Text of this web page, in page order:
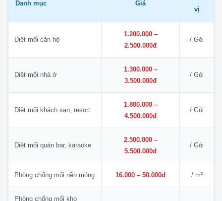
Danh mục Giá
vị
Diệt mối căn hộ
1.200.000 –
2.500.000đ
/ Gói
Diệt mối nhà ở
1.300.000 –
3.500.000đ
/ Gói
Diệt mối khách sạn, resort
1.800.000 –
4.500.000đ
/ Gói
Diệt mối quán bar, karaoke
2.500.000 –
5.500.000đ
/ Gói
Phòng chống mối nền móng 16.000 – 50.000đ / m²
Phòng chống mối kho